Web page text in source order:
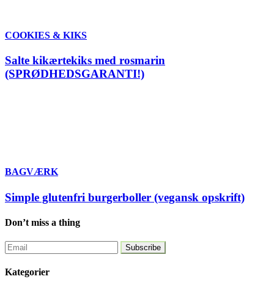
COOKIES & KIKS
Salte kikærtekiks med rosmarin
(SPRØDHEDSGARANTI!)
BAGVÆRK
Simple glutenfri burgerboller (vegansk opskrift)
Don’t miss a thing
Kategorier